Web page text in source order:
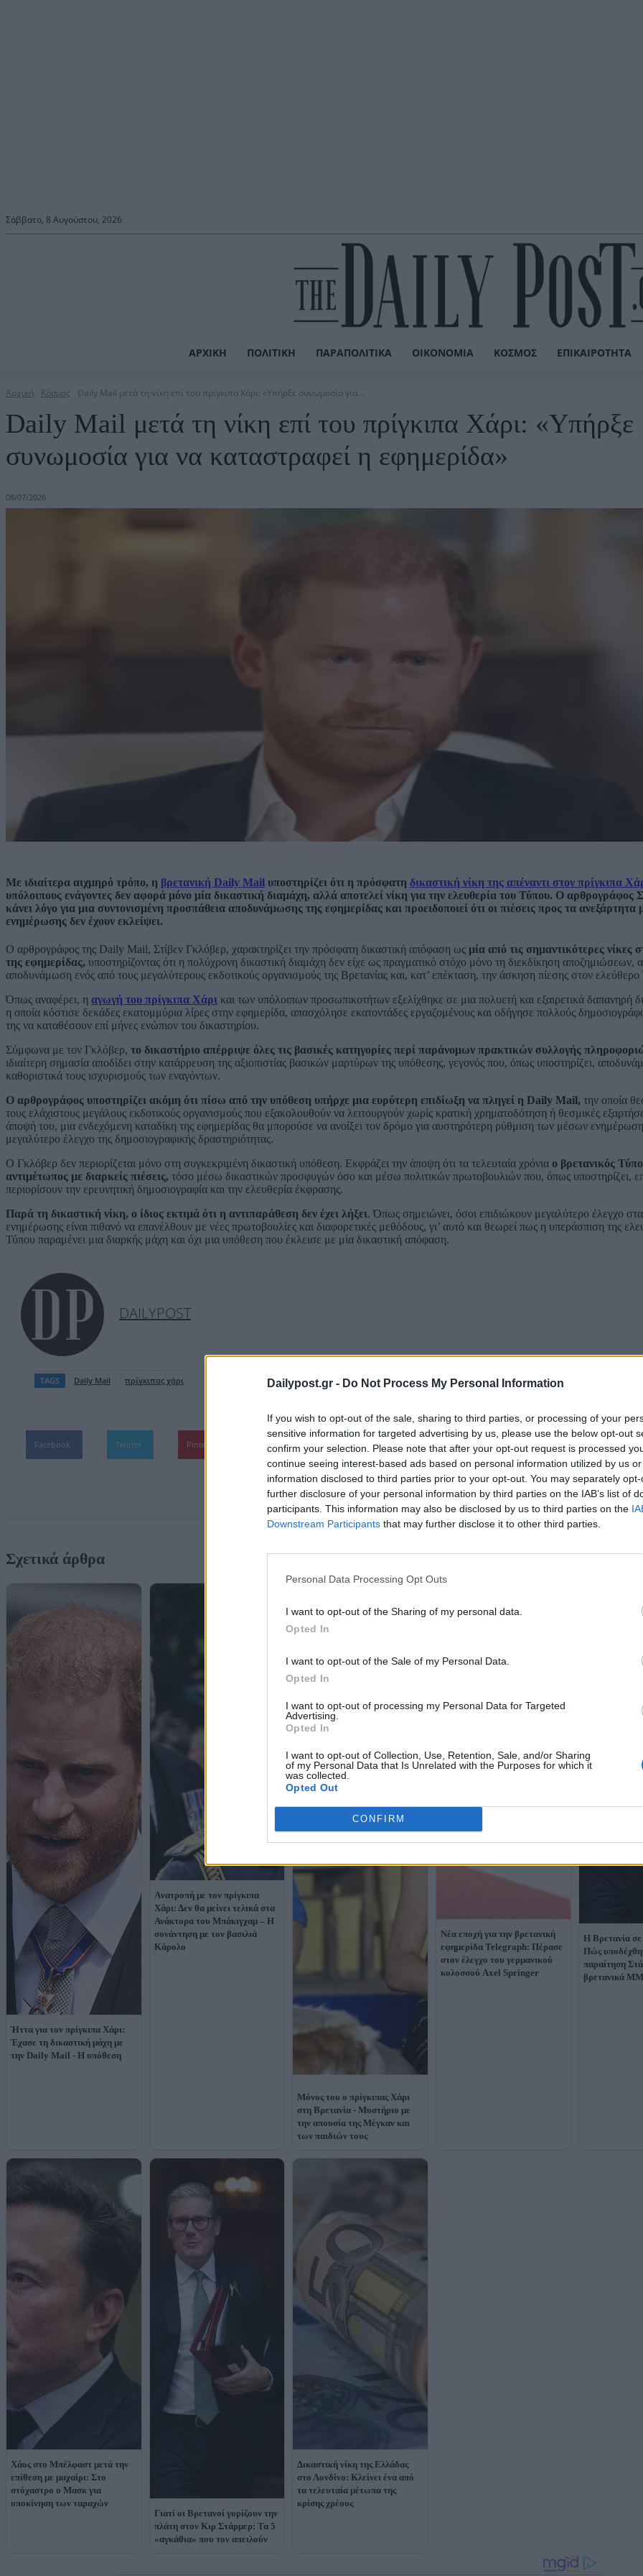
Dailypost.gr - Do Not Process My Personal Information
If you wish to opt-out of the sale, sharing to third parties, or processing of your
sensitive information for targeted advertising by us, please use the below opt-out
confirm your selection. Please note that after your opt-out request is processed
continue seeing interest-based ads based on personal information utilized by us
information disclosed to third parties prior to your opt-out. You may separately
further disclosure of your personal information by third parties on the IAB’s list of
participants. This information may also be disclosed by us to third parties on the
Downstream Participants that may further disclose it to other third parties.
Personal Data Processing Opt Outs
I want to opt-out of the Sharing of my personal data.
Opted In
I want to opt-out of the Sale of my Personal Data.
Opted In
I want to opt-out of processing my Personal Data for Targeted
Advertising.
Opted In
I want to opt-out of Collection, Use, Retention, Sale, and/or Sharing
of my Personal Data that Is Unrelated with the Purposes for which it
was collected.
Opted Out
CONFIRM
Σάββατο, 8 Αυγούστου, 2026
ΑΡΧΙΚΉ ΠΟΛΙΤΙΚΉ ΠΑΡΑΠΟΛΙΤΙΚΆ ΟΙΚΟΝΟΜΊΑ ΚΌΣΜΟΣ ΕΠΙΚΑΙΡΌΤΗΤΑ
Αρχική Κόσμος Daily Mail μετά τη νίκη επί του πρίγκιπα Χάρι: «Υπήρξε συνωμοσία για...
Daily Mail μετά τη νίκη επί του πρίγκιπα Χάρι: «Υπήρξε
συνωμοσία για να καταστραφεί η εφημερίδα»
08/07/2026
Με ιδιαίτερα αιχμηρό τρόπο, η βρετανική Daily Mail υποστηρίζει ότι η πρόσφατη δικαστική νίκη της απέναντι στον πρίγκιπα
υπόλοιπους ενάγοντες δεν αφορά μόνο μία δικαστική διαμάχη, αλλά αποτελεί νίκη για την ελευθερία του Τύπου. Ο αρθρογράφος
κάνει λόγο για μια συντονισμένη προσπάθεια αποδυνάμωσης της εφημερίδας και προειδοποιεί ότι οι πιέσεις προς τα ανεξάρτητα
ενημέρωσης δεν έχουν εκλείψει.
Ο αρθρογράφος της Daily Mail, Στίβεν Γκλόβερ, χαρακτηρίζει την πρόσφατη δικαστική απόφαση ως μία από τις σημαντικότερες νίκες
της εφημερίδας, υποστηρίζοντας ότι η πολύχρονη δικαστική διαμάχη δεν είχε ως πραγματικό στόχο μόνο τη διεκδίκηση αποζημιώσεων,
αποδυνάμωση ενός από τους μεγαλύτερους εκδοτικούς οργανισμούς της Βρετανίας και, κατ’ επέκταση, την άσκηση πίεσης στον
Όπως αναφέρει, η αγωγή του πρίγκιπα Χάρι και των υπόλοιπων προσωπικοτήτων εξελίχθηκε σε μια πολυετή και εξαιρετικά δαπανηρή
η οποία κόστισε δεκάδες εκατομμύρια λίρες στην εφημερίδα, απασχόλησε εκατοντάδες εργαζομένους και οδήγησε πολλούς
της να καταθέσουν επί μήνες ενώπιον του δικαστηρίου.
Σύμφωνα με τον Γκλόβερ, το δικαστήριο απέρριψε όλες τις βασικές κατηγορίες περί παράνομων πρακτικών συλλογής
ιδιαίτερη σημασία αποδίδει στην κατάρρευση της αξιοπιστίας βασικών μαρτύρων της υπόθεσης, γεγονός που, όπως υποστηρίζει,
καθοριστικά τους ισχυρισμούς των εναγόντων.
Ο αρθρογράφος υποστηρίζει ακόμη ότι πίσω από την υπόθεση υπήρχε μια ευρύτερη επιδίωξη να πληγεί η Daily Mail, την οποία
τους ελάχιστους μεγάλους εκδοτικούς οργανισμούς που εξακολουθούν να λειτουργούν χωρίς κρατική χρηματοδότηση ή θεσμικές
άποψή του, μια ενδεχόμενη καταδίκη της εφημερίδας θα μπορούσε να ανοίξει τον δρόμο για αυστηρότερη ρύθμιση των μέσων
μεγαλύτερο έλεγχο της δημοσιογραφικής δραστηριότητας.
Ο Γκλόβερ δεν περιορίζεται μόνο στη συγκεκριμένη δικαστική υπόθεση. Εκφράζει την άποψη ότι τα τελευταία χρόνια ο βρετανικός
αντιμέτωπος με διαρκείς πιέσεις, τόσο μέσω δικαστικών προσφυγών όσο και μέσω πολιτικών πρωτοβουλιών που, όπως υποστηρίζει,
περιορίσουν την ερευνητική δημοσιογραφία και την ελευθερία έκφρασης.
Παρά τη δικαστική νίκη, ο ίδιος εκτιμά ότι η αντιπαράθεση δεν έχει λήξει. Όπως σημειώνει, όσοι επιδιώκουν μεγαλύτερο έλεγχο
ενημέρωσης είναι πιθανό να επανέλθουν με νέες πρωτοβουλίες και διαφορετικές μεθόδους, γι’ αυτό και θεωρεί πως η υπεράσπιση της
Τύπου παραμένει μια διαρκής μάχη και όχι μια υπόθεση που έκλεισε με μία δικαστική απόφαση.
DAILYPOST
TAGS Daily Mail πρίγκιπας χάρι
Facebook Twitter Pinterest WhatsApp
Σχετικά άρθρα
Ήττα για τον πρίγκιπα Χάρι:
Έχασε τη δικαστική μάχη με
την Daily Mail - Η υπόθεση
Aνατροπή με τον πρίγκιπα
Χάρι: Δεν θα μείνει τελικά στα
Ανάκτορα του Μπάκιγχαμ – Η
συνάντηση με τον βασιλιά
Κάρολο
Μόνος του ο πρίγκιπας Χάρι
στη Βρετανία - Μυστήριο με
την απουσία της Μέγκαν και
των παιδιών τους
Νέα εποχή για την βρετανική
εφημερίδα Telegraph: Πέρασε
στον έλεγχο του γερμανικού
κολοσσού Axel Springer
Η Βρετανία σε
Πώς
παραίτηση
βρετανικά
Χάος στο Μπέλφαστ μετά την
επίθεση με μαχαίρι: Στο
στόχαστρο ο Μασκ για
υποκίνηση των ταραχών
Γιατί οι Βρετανοί γυρίζουν την
πλάτη στον Κιρ Στάρμερ: Τα 5
«αγκάθια» που τον απειλούν
Δικαστική νίκη της Ελλάδας
στο Λονδίνο: Κλείνει ένα από
τα τελευταία μέτωπα της
κρίσης χρέους